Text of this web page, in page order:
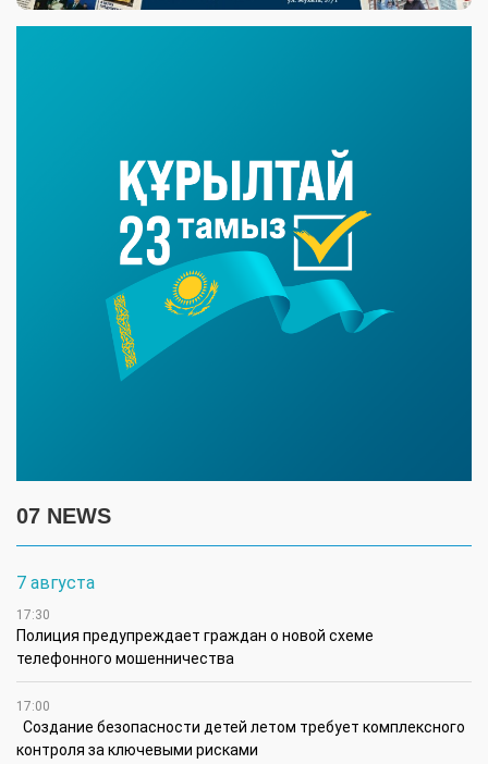
07 NEWS
7 августа
17:30
Полиция предупреждает граждан о новой схеме
телефонного мошенничества
17:00
Создание безопасности детей летом требует комплексного
контроля за ключевыми рисками